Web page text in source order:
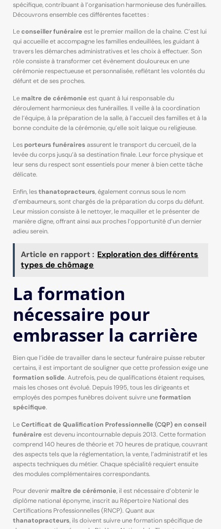
spécifique, contribuant à l’organisation harmonieuse des funérailles.
Découvrons ensemble ces différentes facettes :
Leconseiller funéraire est le premier maillon de la chaîne. C’est lui
qui accueille et accompagne les familles endeuillées, les guidant à
travers les démarches administratives et les choix à effectuer. Son
rôle consiste à transformer cet évènement douloureux en une
cérémonie respectueuse et personnalisée, reflétant les volontés du
défunt et de ses proches.
Le maître de cérémonie est quant à lui responsable du
déroulement harmonieux des funérailles. Il veille à la coordination
de l’équipe, à la préparation de la salle, à l’accueil des familles et à la
bonne conduite de la cérémonie, qu’elle soit laïque ou religieuse.
Les porteurs funéraires assurent le transport du cercueil, de la
levée du corps jusqu’à sa destination finale. Leur force physique et
leur sens du respect sont essentiels pour mener à bien cette tâche
délicate.
Enfin, lesthanatopracteurs, également connus sous le nom
d’embaumeurs, sont chargés de la préparation du corps du défunt.
Leur mission consiste à le nettoyer, le maquiller et le présenter de
manière digne, offrant ainsi aux proches l’opportunité d’un dernier
adieu serein.
Article en rapport : Exploration des différents
types de chômage
La formation
nécessaire pour
embrasser la carrière
Bien que l’idée de travailler dans le secteur funéraire puisse rebuter
certains, il est important de souligner que cette profession exige une
formation solide. Autrefois, peu de qualifications étaient requises,
mais les choses ont évolué. Depuis 1995, tous les dirigeants et
employés des pompes funèbres doivent suivre uneformation
spécifique.
LeCertificat de Qualification Professionnelle (CQP) en conseil
funéraire est devenu incontournable depuis 2013. Cette formation
comprend 140 heures de théorie et 70 heures de pratique, couvrant
des aspects tels que la réglementation, la vente, l’administratif et les
aspects techniques du métier. Chaque spécialité requiert ensuite
des modules complémentaires correspondants.
Pour devenir maître de cérémonie, il est nécessaire d’obtenir le
diplôme national éponyme, inscrit au Répertoire National des
Certifications Professionnelles (RNCP). Quant aux
thanatopracteurs, ils doivent suivre une formation spécifique de